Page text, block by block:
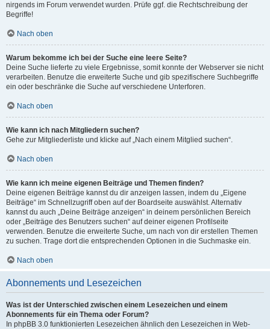
nirgends im Forum verwendet wurden. Prüfe ggf. die Rechtschreibung der
Begriffe!
Nach oben
Warum bekomme ich bei der Suche eine leere Seite?
Deine Suche lieferte zu viele Ergebnisse, somit konnte der Webserver sie nicht
verarbeiten. Benutze die erweiterte Suche und gib spezifischere Suchbegriffe
ein oder beschränke die Suche auf verschiedene Unterforen.
Nach oben
Wie kann ich nach Mitgliedern suchen?
Gehe zur Mitgliederliste und klicke auf „Nach einem Mitglied suchen“.
Nach oben
Wie kann ich meine eigenen Beiträge und Themen finden?
Deine eigenen Beiträge kannst du dir anzeigen lassen, indem du „Eigene
Beiträge“ im Schnellzugriff oben auf der Boardseite auswählst. Alternativ
kannst du auch „Deine Beiträge anzeigen“ in deinem persönlichen Bereich
oder „Beiträge des Benutzers suchen“ auf deiner eigenen Profilseite
verwenden. Benutze die erweiterte Suche, um nach von dir erstellen Themen
zu suchen. Trage dort die entsprechenden Optionen in die Suchmaske ein.
Nach oben
Abonnements und Lesezeichen
Was ist der Unterschied zwischen einem Lesezeichen und einem
Abonnements für ein Thema oder Forum?
In phpBB 3.0 funktionierten Lesezeichen ähnlich den Lesezeichen in Web-